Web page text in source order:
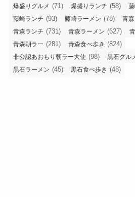
爆盛りグルメ (71) 爆盛りランチ (58)
藤崎ランチ (93) 藤崎ラーメン (78) 青
青森ランチ (731) 青森ラーメン (627)
青森朝ラー (281) 青森食べ歩き (824)
非公認あおもり朝ラー大使 (98) 黒石グル
黒石ラーメン (45) 黒石食べ歩き (48)